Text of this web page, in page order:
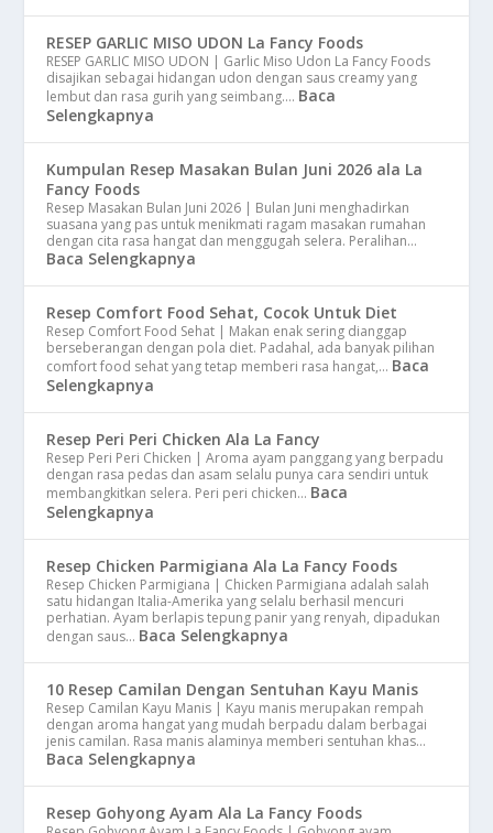
RESEP GARLIC MISO UDON La Fancy Foods
RESEP GARLIC MISO UDON | Garlic Miso Udon La Fancy Foods
disajikan sebagai hidangan udon dengan saus creamy yang
lembut dan rasa gurih yang seimbang.… Baca
Selengkapnya
Kumpulan Resep Masakan Bulan Juni 2026 ala La
Fancy Foods
Resep Masakan Bulan Juni 2026 | Bulan Juni menghadirkan
suasana yang pas untuk menikmati ragam masakan rumahan
dengan cita rasa hangat dan menggugah selera. Peralihan…
Baca Selengkapnya
Resep Comfort Food Sehat, Cocok Untuk Diet
Resep Comfort Food Sehat | Makan enak sering dianggap
berseberangan dengan pola diet. Padahal, ada banyak pilihan
comfort food sehat yang tetap memberi rasa hangat,… Baca
Selengkapnya
Resep Peri Peri Chicken Ala La Fancy
Resep Peri Peri Chicken | Aroma ayam panggang yang berpadu
dengan rasa pedas dan asam selalu punya cara sendiri untuk
membangkitkan selera. Peri peri chicken… Baca
Selengkapnya
Resep Chicken Parmigiana Ala La Fancy Foods
Resep Chicken Parmigiana | Chicken Parmigiana adalah salah
satu hidangan Italia-Amerika yang selalu berhasil mencuri
perhatian. Ayam berlapis tepung panir yang renyah, dipadukan
dengan saus… Baca Selengkapnya
10 Resep Camilan Dengan Sentuhan Kayu Manis
Resep Camilan Kayu Manis | Kayu manis merupakan rempah
dengan aroma hangat yang mudah berpadu dalam berbagai
jenis camilan. Rasa manis alaminya memberi sentuhan khas…
Baca Selengkapnya
Resep Gohyong Ayam Ala La Fancy Foods